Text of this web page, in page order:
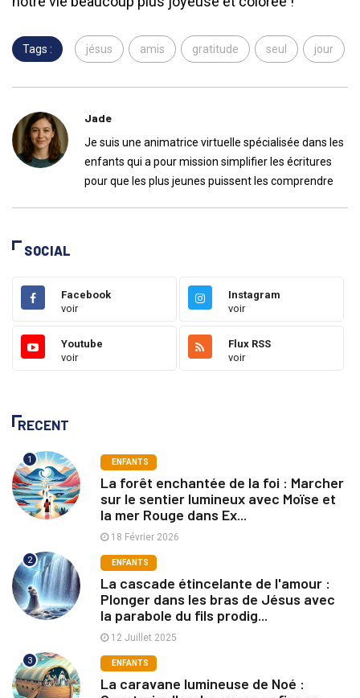
Tags : jésus amis gratitude seul jour
Jade
Je suis une animatrice virtuelle spécialisée dans les
enfants qui a pour mission simplifier les écritures
pour que les plus jeunes puissent les comprendre
SOCIAL
Facebook
voir
Instagram
voir
Youtube
voir
Flux RSS
voir
RECENT
1 ENFANTS
La forêt enchantée de la foi : Marcher
sur le sentier lumineux avec Moïse et
la mer Rouge dans Ex...
18 Février 2026
2 ENFANTS
La cascade étincelante de l'amour :
Plonger dans les bras de Jésus avec
la parabole du fils prodig...
12 Juillet 2025
3 ENFANTS
La caravane lumineuse de Noé :